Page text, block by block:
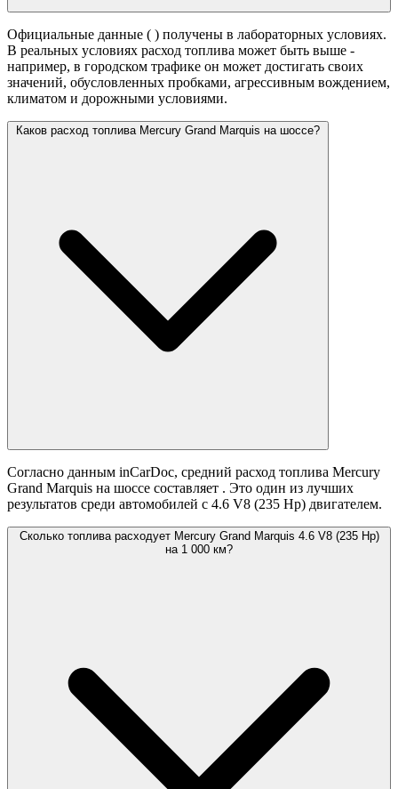
Официальные данные ( ) получены в лабораторных условиях.
В реальных условиях расход топлива может быть выше -
например, в городском трафике он может достигать своих
значений, обусловленных пробками, агрессивным вождением,
климатом и дорожными условиями.
Каков расход топлива Mercury Grand Marquis на шоссе?
Согласно данным inCarDoc, средний расход топлива Mercury
Grand Marquis на шоссе составляет . Это один из лучших
результатов среди автомобилей с 4.6 V8 (235 Hp) двигателем.
Сколько топлива расходует Mercury Grand Marquis 4.6 V8 (235 Hp)
на 1 000 км?